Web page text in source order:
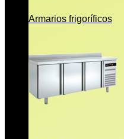
Armarios frigoríficos